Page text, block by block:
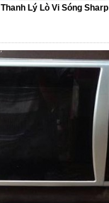
Thanh Lý Lò Vi Sóng Sharp